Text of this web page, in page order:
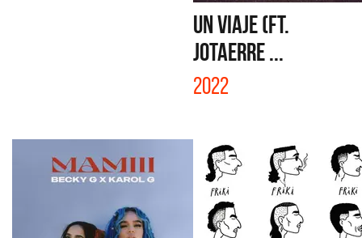
UN VIAJE (FT.
JOTAERRE ...
2022